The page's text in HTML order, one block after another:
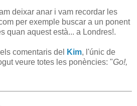
deixar anar i vam recordar les
per exemple buscar a un ponent
quan aquest està... a Londres!.
comentaris del Kim, l'únic de
veure totes les ponències: "Go!,